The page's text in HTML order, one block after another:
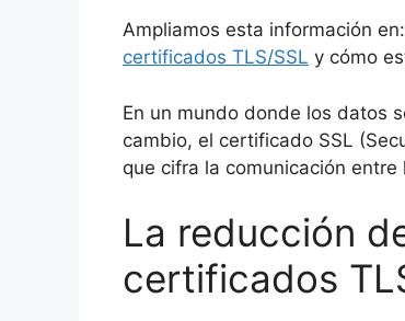
Ampliamos esta información
certificados TLS/SSL y cómo
En un mundo donde los datos
cambio, el certificado SSL
que cifra la comunicación
La reducción
certificados